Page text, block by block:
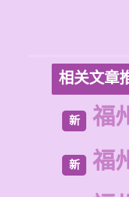
相关文章
新 福
新
福